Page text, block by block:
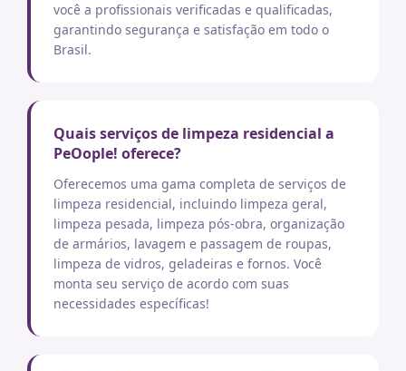
você a profissionais verificadas e qualificadas,
garantindo segurança e satisfação em todo o
Brasil.
Quais serviços de limpeza residencial a
PeOople! oferece?
Oferecemos uma gama completa de serviços de
limpeza residencial, incluindo limpeza geral,
limpeza pesada, limpeza pós-obra, organização
de armários, lavagem e passagem de roupas,
limpeza de vidros, geladeiras e fornos. Você
monta seu serviço de acordo com suas
necessidades específicas!